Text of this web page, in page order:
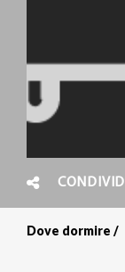
CONDIVIDI
Dove dormire